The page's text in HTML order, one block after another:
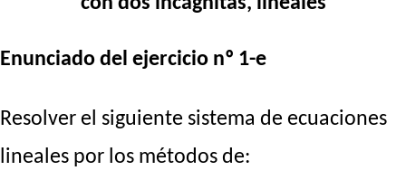
Enunciado del ejercicio nº 1-e
Resolver el siguiente sistema de ecuaciones
lineales por los métodos de: